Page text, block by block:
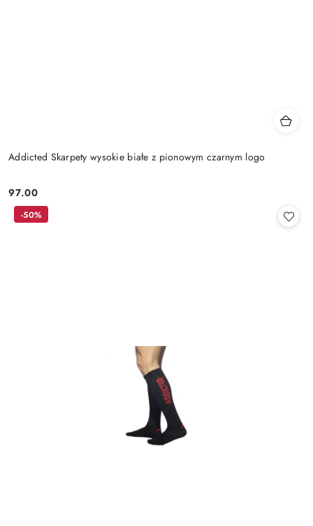
Addicted Skarpety wysokie białe z pionowym czarnym logo
Cena:
97.00
-50%